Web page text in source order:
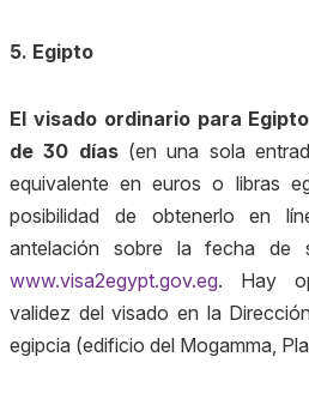
5. Egipto
El visado ordinario para
de 30 días(en una sola
equivalente en euros o libras
posibilidad de obtenerlo en
antelación sobre la fecha de
www.visa2egypt.gov.eg. Hay
validez del visado en la
egipcia (edificio del Mogamma,